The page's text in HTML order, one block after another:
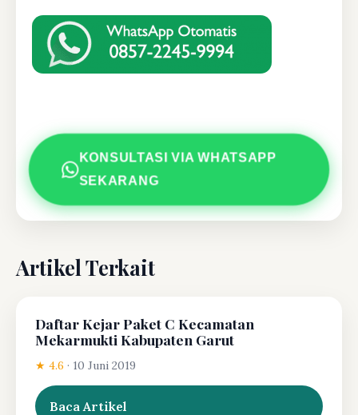
KONSULTASI VIA WHATSAPP
SEKARANG
Artikel Terkait
Daftar Kejar Paket C Kecamatan
Mekarmukti Kabupaten Garut
★ 4.6 · 10 Juni 2019
Baca Artikel